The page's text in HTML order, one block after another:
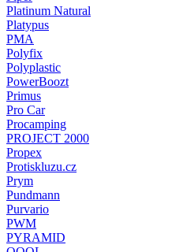
Platinum Natural
Platypus
PMA
Polyfix
Polyplastic
PowerBoozt
Primus
Pro Car
Procamping
PROJECT 2000
Propex
Protiskluzu.cz
Prym
Pundmann
Purvario
PWM
PYRAMID